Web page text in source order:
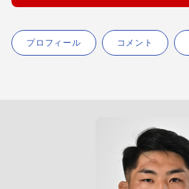
プロフィール コメント